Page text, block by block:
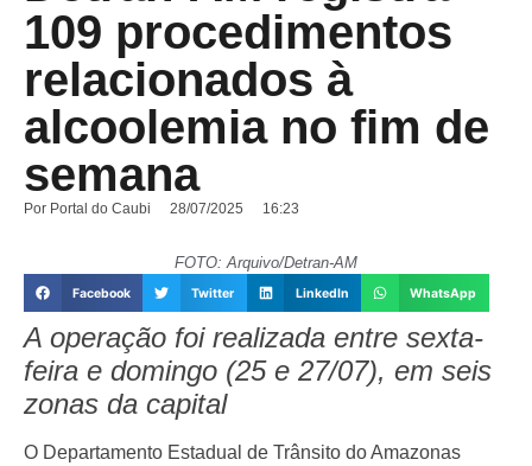
109 procedimentos
relacionados à
alcoolemia no fim de
semana
Por Portal do Caubi 28/07/2025 16:23
FOTO: Arquivo/Detran-AM
Facebook Twitter LinkedIn WhatsApp
A operação foi realizada entre sexta-
feira e domingo (25 e 27/07), em seis
zonas da capital
O Departamento Estadual de Trânsito do Amazonas